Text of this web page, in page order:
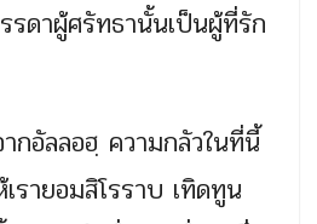
ดาผู้ศรัทธานั้นเป็นผู้ที่รัก
กอัลลอฮฺ ความกลัวในที่นี้
รายอมสิโรราบ เทิดทูน